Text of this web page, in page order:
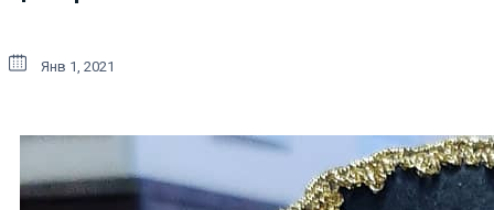
Янв 1, 2021